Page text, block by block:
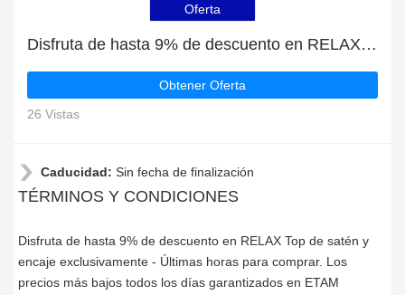
Oferta
Disfruta de hasta 9% de descuento en RELAX Top de satén y encaje exclusivamente
Obtener Oferta
26 Vistas
Caducidad: Sin fecha de finalización
TÉRMINOS Y CONDICIONES
Disfruta de hasta 9% de descuento en RELAX Top de satén y
encaje exclusivamente - Últimas horas para comprar. Los
precios más bajos todos los días garantizados en ETAM